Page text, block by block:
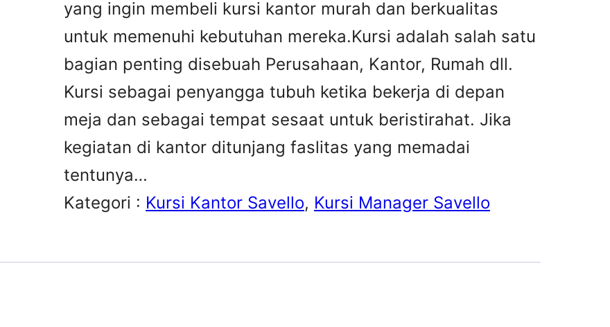
yang ingin membeli kursi kantor murah dan berkualitas
untuk memenuhi kebutuhan mereka.Kursi adalah salah satu
bagian penting disebuah Perusahaan, Kantor, Rumah dll.
Kursi sebagai penyangga tubuh ketika bekerja di depan
meja dan sebagai tempat sesaat untuk beristirahat. Jika
kegiatan di kantor ditunjang faslitas yang memadai
tentunya…
Kategori : Kursi Kantor Savello, Kursi Manager Savello